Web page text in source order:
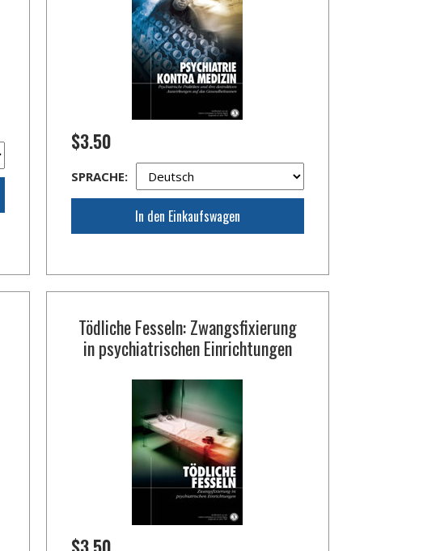
$3.50
SPRACHE:
In den Einkaufswagen
Tödliche Fesseln: Zwangsfixierung
in psychiatrischen Einrichtungen
$3.50